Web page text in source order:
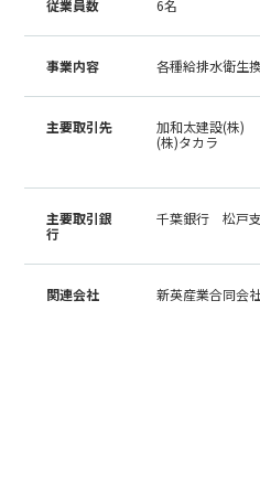
従業員数 6名
事業内容 各種給排水衛生
主要取引先
加和太建設(株)
(株)タカラ
主要取引銀
行
千葉銀行 松戸
関連会社 新英産業合同会